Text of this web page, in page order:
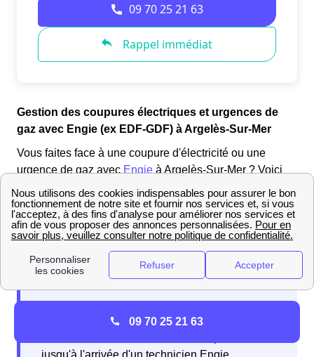
Gestion des coupures électriques et urgences de
gaz avec Engie (ex EDF-GDF) à Argelès-Sur-Mer
Vous faites face à une coupure d'électricité ou une
urgence de gaz avec Engie à Argelès-Sur-Mer ? Voici
les démarches à suivre en fonction de la situation :
Si vous faites face à une fuite de gaz dans votre
toutes les fenêtres de votre domicile
de ventiler les lieux.Étape 2 :Pensez àcouper le gaz
09 70 25 21 63